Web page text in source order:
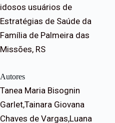
idosos usuários de
Estratégias de Saúde da
Família de Palmeira das
Missões, RS
Autores
Tanea Maria Bisognin
Garlet,Tainara Giovana
Chaves de Vargas,Luana